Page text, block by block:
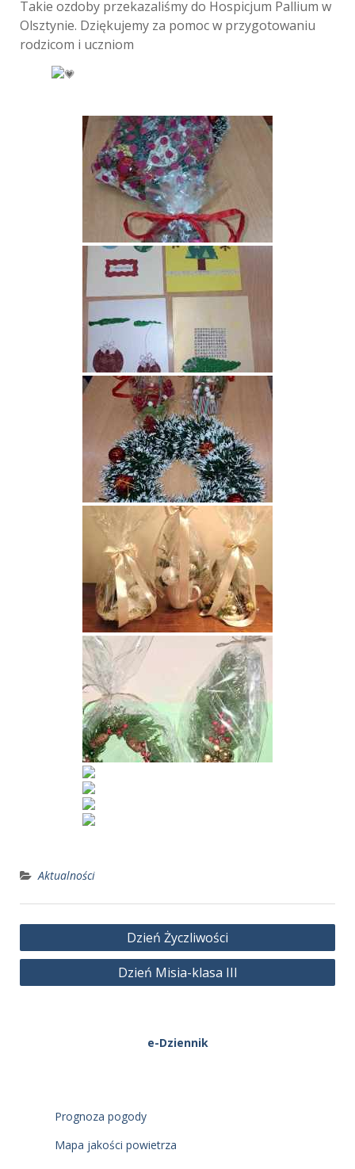
Takie ozdoby przekazaliśmy do Hospicjum Pallium w
Olsztynie. Dziękujemy za pomoc w przygotowaniu
rodzicom i uczniom
Aktualności
Nawigacja
wpisu
Dzień Życzliwości
Dzień Misia-klasa III
e-Dziennik
Prognoza pogody
Mapa jakości powietrza